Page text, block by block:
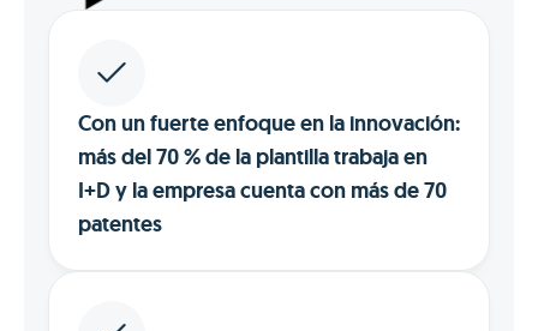
Con un fuerte enfoque en la innovación:
más del 70 % de la plantilla trabaja en
I+D y la empresa cuenta con más de 70
patentes